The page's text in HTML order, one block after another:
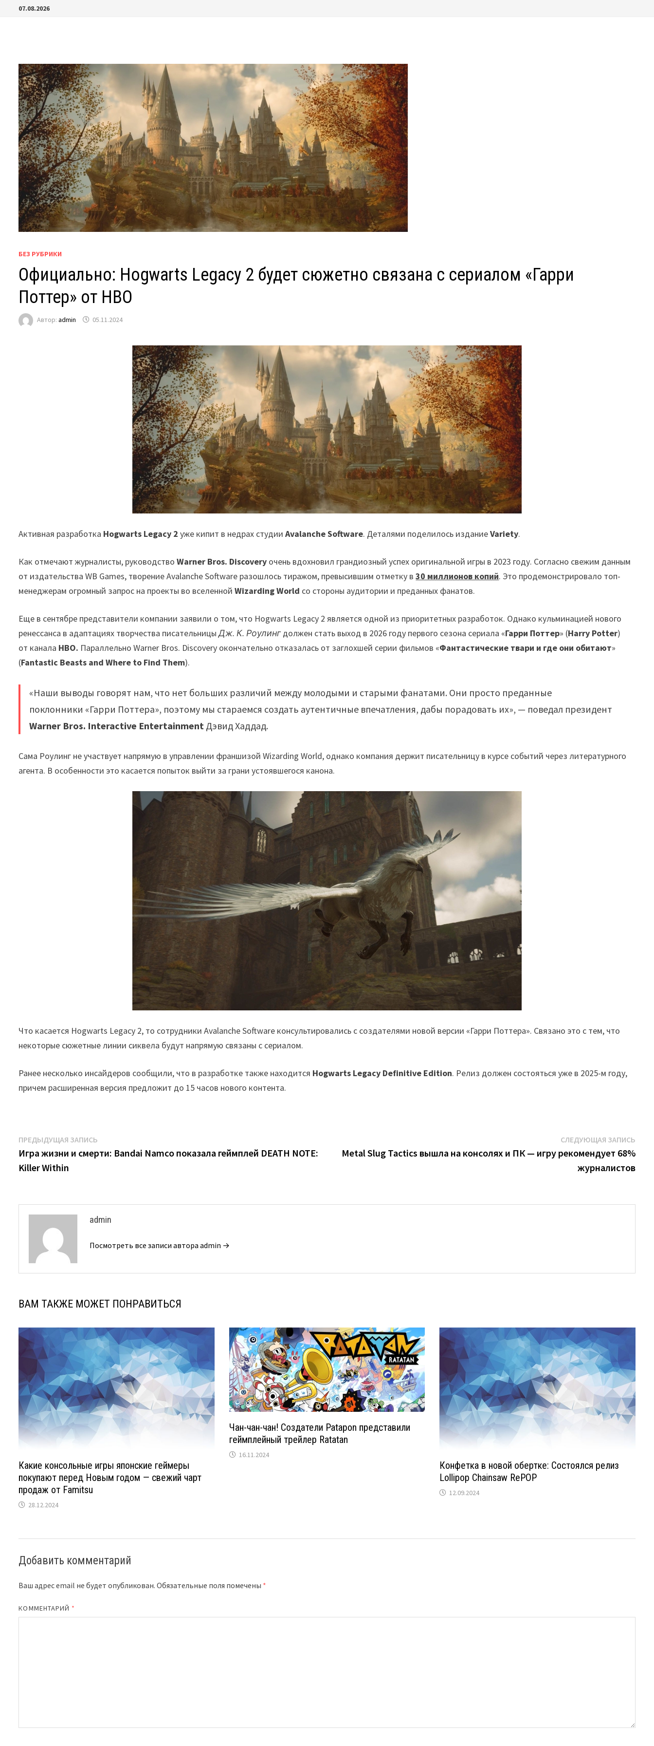
Перейти07.08.2026
БЕЗ РУБРИКИ
Официально: Hogwarts Legacy 2 будет сюжетно связана с сериалом «Гарри
Поттер» от HBO
Автор:admin 05.11.2024
Активная разработка Hogwarts Legacy 2 уже кипит в недрах студииAvalanche Software. Деталями поделилось изданиеVariety.
Как отмечают журналисты, руководствоWarner Bros. Discovery очень вдохновил грандиозный успех оригинальной игры в 2023 году. Согласно свежим данным
от издательства WB Games, творение Avalanche Software разошлось тиражом, превысившим отметку в30 миллионов копий. Это продемонстрировало топ-
менеджерам огромный запрос на проекты во вселеннойWizarding World со стороны аудитории и преданных фанатов.
Еще в сентябре представители компании заявили о том, что Hogwarts Legacy 2 является одной из приоритетных разработок. Однако кульминацией нового
ренессанса в адаптациях творчества писательницыДж. К. Роулингдолжен стать выход в 2026 году первого сезона сериала «Гарри Поттер» (Harry Potter)
от канала HBO. Параллельно Warner Bros. Discovery окончательно отказалась от заглохшей серии фильмов «Фантастические твари и где они обитают»
(Fantastic Beasts and Where to Find Them).
«Наши выводы говорят нам, что нет больших различий между молодыми и старыми фанатами. Они просто преданные
поклонники «Гарри Поттера», поэтому мы стараемся создать аутентичные впечатления, дабы порадовать их», — поведал президент
Warner Bros. Interactive Entertainment Дэвид Хаддад.
Сама Роулинг не участвует напрямую в управлении франшизой Wizarding World, однако компания держит писательницу в курсе событий через литературного
агента. В особенности это касается попыток выйти за грани устоявшегося канона.
Что касается Hogwarts Legacy 2, то сотрудники Avalanche Software консультировались с создателями новой версии «Гарри Поттера». Связано это с тем, что
некоторые сюжетные линии сиквела будут напрямую связаны с сериалом.
Ранее несколько инсайдеров сообщили, что в разработке также находится Hogwarts Legacy Definitive Edition. Релиз должен состояться уже в 2025-м году,
причем расширенная версия предложит до 15 часов нового контента.
Навигация
по
ПРЕДЫДУЩАЯ ЗАПИСЬ
запись:
Игра жизни и смерти: Bandai Namco показала геймплей DEATH NOTE:
Killer Within
СЛЕДУЮЩАЯ ЗАПИСЬ
Metal Slug Tactics вышла на консолях и ПК — игру рекомендует 68%
журналистов
admin
Посмотреть все записи автора admin →
ВАМ ТАКЖЕ МОЖЕТ ПОНРАВИТЬСЯ
Какие консольные игры японские геймеры
покупают перед Новым годом — свежий чарт
продаж от Famitsu
28.12.2024
Чан-чан-чан! Создатели Patapon представили
геймплейный трейлер Ratatan
16.11.2024
Конфетка в новой обертке: Состоялся релиз
Lollipop Chainsaw RePOP
12.09.2024
Добавить комментарий
Ваш адрес email не будет опубликован. Обязательные поля помечены *
КОММЕНТАРИЙ *